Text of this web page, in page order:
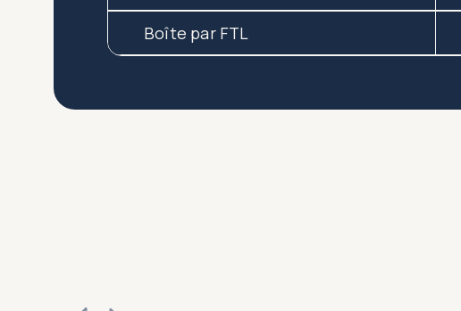
Boîte par FTL